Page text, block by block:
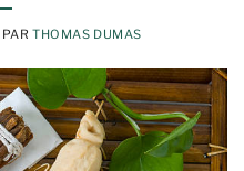
PARTHOMAS DUMAS